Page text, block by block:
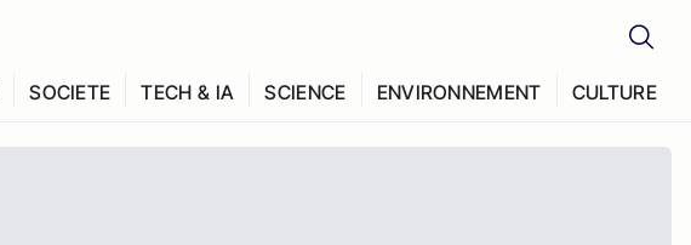
SOCIETE TECH & IA SCIENCE ENVIRONNEMENT CULTURE